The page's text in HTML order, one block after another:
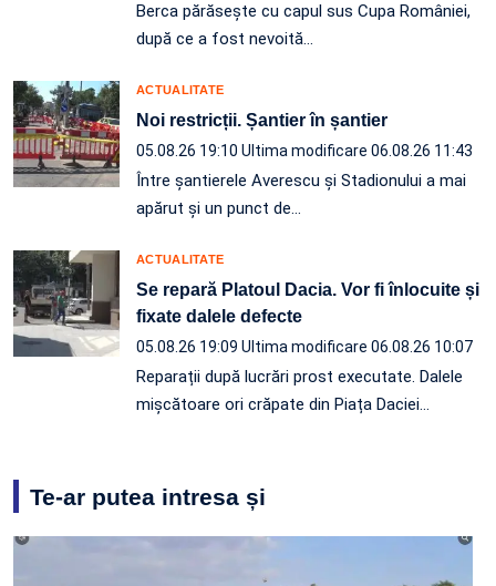
Berca părăsește cu capul sus Cupa României,
după ce a fost nevoită…
ACTUALITATE
Noi restricții. Șantier în șantier
05.08.26 19:10 Ultima modificare 06.08.26 11:43
Între șantierele Averescu și Stadionului a mai
apărut și un punct de…
ACTUALITATE
Se repară Platoul Dacia. Vor fi înlocuite și
fixate dalele defecte
05.08.26 19:09 Ultima modificare 06.08.26 10:07
Reparații după lucrări prost executate. Dalele
mișcătoare ori crăpate din Piața Daciei…
Te-ar putea intresa și